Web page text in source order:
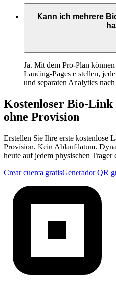
Kann ich mehrere
Ja. Mit dem Pro-Plan
Landing-Pages erstellen,
und separaten Analytics
Kostenloser Bio-Link
ohne Provision
Erstellen Sie Ihre erste kostenlose
Provision. Kein Ablaufdatum.
heute auf jedem physischen Trager
Crear cuenta gratisGenerador QR